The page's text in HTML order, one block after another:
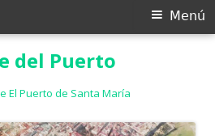
del Puerto
El Puerto de Santa María
Menú